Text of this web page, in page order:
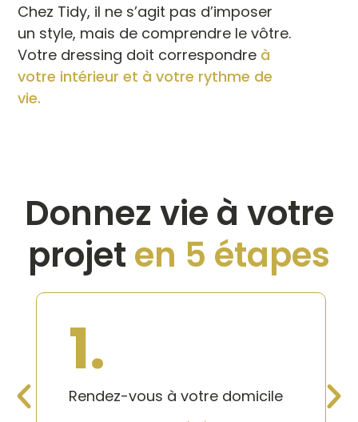
Chez Tidy, il ne s’agit pas d’imposer
un style, mais de comprendre le vôtre.
Votre dressing doit correspondre à
votre intérieur et à votre rythme de
vie.
Donnez vie à votre
projet en 5 étapes
1.
Rendez-vous à votre domicile